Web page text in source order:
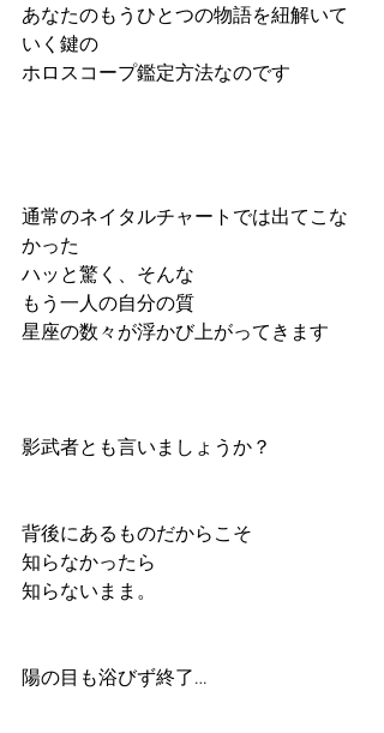
あなたのもうひとつの物語を紐解いて
いく鍵の
ホロスコープ鑑定方法なのです
通常のネイタルチャートでは出てこな
かった
ハッと驚く、そんな
もう一人の自分の質
星座の数々が浮かび上がってきます
影武者とも言いましょうか？
背後にあるものだからこそ
知らなかったら
知らないまま。
陽の目も浴びず終了…